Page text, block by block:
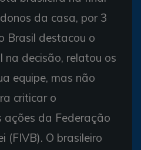
da casa, por 3
Brasil destacou o
na decisão, relatou os
equipe, mas não
criticar o
ações da Federação
(FIVB). O brasileiro